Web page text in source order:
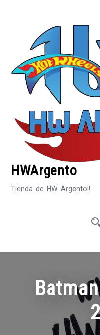
HWArgento
Tienda de HW Argento!!